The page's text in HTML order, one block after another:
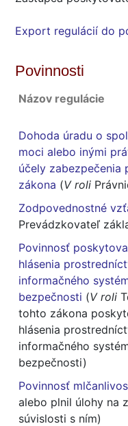
Export regulácií do
Povinnosti
Názov regulácie
Dohoda úradu o
moci alebo inými
účely zabezpečenia
zákona (V roli
Zodpovednostné
Prevádzkovateľ
Povinnosť
hlásenia
informačného
bezpečnosti (V roli
tohto zákona
hlásenia
informačného
bezpečnosti)
Povinnosť
alebo plnil úlohy na
súvislosti s ním)